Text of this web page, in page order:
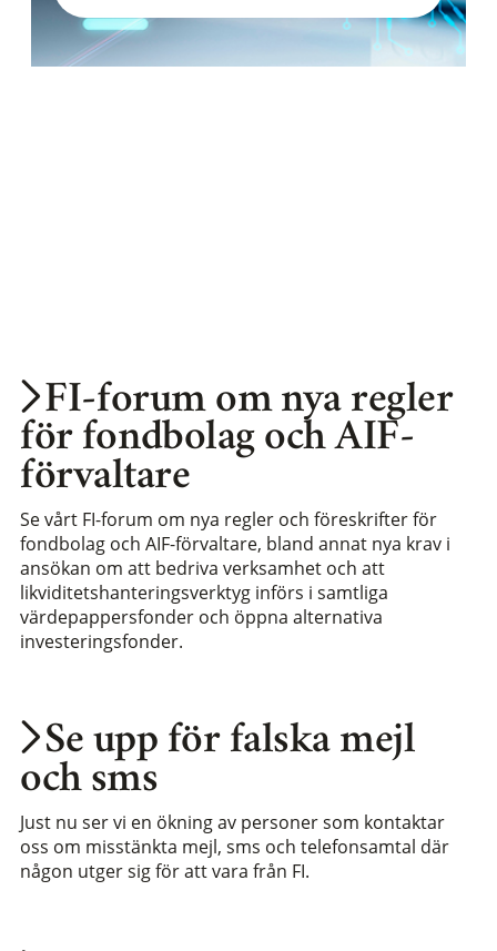
Se upp för falska mejl
och sms
Just nu ser vi en ökning av personer som kontaktar
oss om misstänkta mejl, sms och telefonsamtal där
någon utger sig för att vara från FI.
FI-forum om nya regler
för fondbolag och AIF-
förvaltare
Se vårt FI-forum om nya regler och föreskrifter för
fondbolag och AIF-förvaltare, bland annat nya krav i
ansökan om att bedriva verksamhet och att
likviditetshanteringsverktyg införs i samtliga
värdepappersfonder och öppna alternativa
investeringsfonder.